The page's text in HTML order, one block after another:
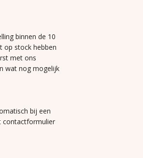
binnen de 10
op stock hebben
met ons
wat nog mogelijk
bij een
contactformulier